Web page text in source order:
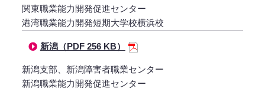
関東職業能力開発促進センター
港湾職業能力開発短期大学校横浜校
新潟（PDF 256 KB）
新潟支部、新潟障害者職業センター
新潟職業能力開発促進センター